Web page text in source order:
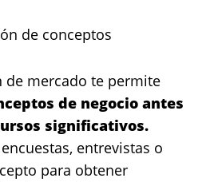
de conceptos
de mercado te permite
de negocio antes
significativos.
entrevistas o
para obtener